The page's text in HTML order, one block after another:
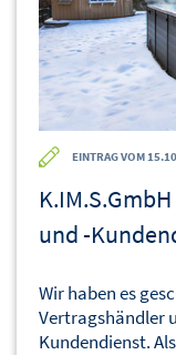
EINTRAG VOM
und -
Wir haben es
Vertragshändler
Kundendienst.